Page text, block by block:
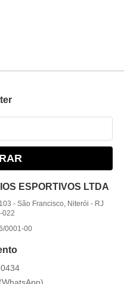
ESPORTIVOS LTDA
-São Francisco, Niterói - RJ
022
0001-00